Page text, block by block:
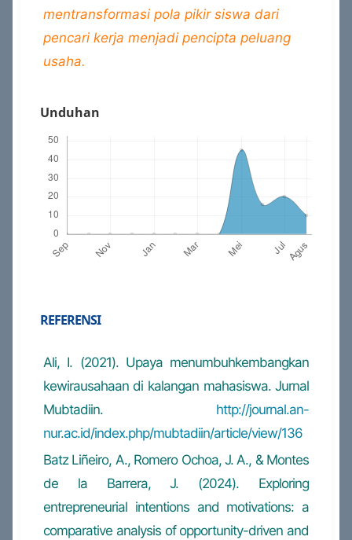
mentransformasi pola pikir siswa dari
pencari kerja menjadi pencipta peluang
usaha.
Unduhan
REFERENSI
Ali, I. (2021). Upaya menumbuhkembangkan
kewirausahaan di kalangan mahasiswa. Jurnal
Mubtadiin. http://journal.an-
nur.ac.id/index.php/mubtadiin/article/view/136
Batz Liñeiro, A., Romero Ochoa, J. A., & Montes
de la Barrera, J. (2024). Exploring
entrepreneurial intentions and motivations: a
comparative analysis of opportunity-driven and